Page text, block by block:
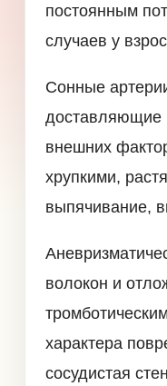
постоянным
случаев у
Сонные
доставляющие
внешних
хрупкими,
выпячивание,
волокон и
характера
сосудистая